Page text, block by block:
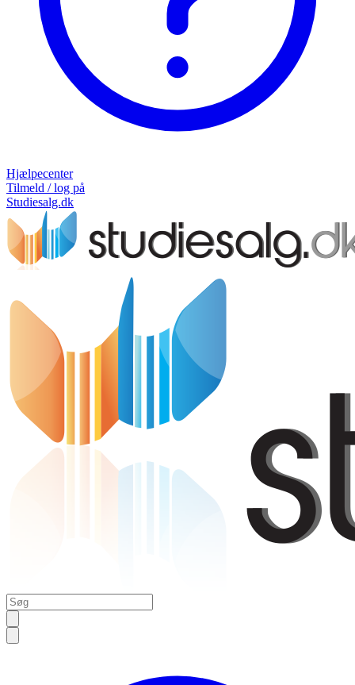
Hjælpecenter
Tilmeld / log på
Studiesalg.dk